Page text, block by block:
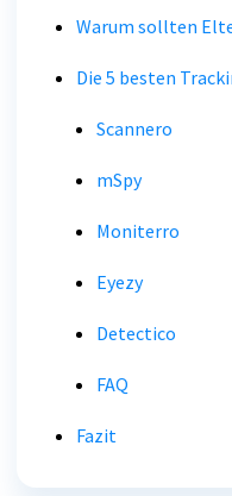
Warum sollten
Die 5 besten
Scannero
mSpy
Moniterro
Eyezy
Detectico
FAQ
Fazit